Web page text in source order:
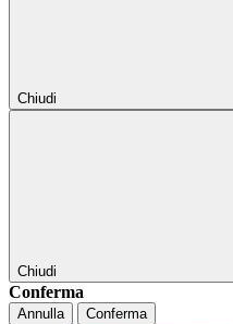
Chiudi
Chiudi
Conferma
Annulla Conferma